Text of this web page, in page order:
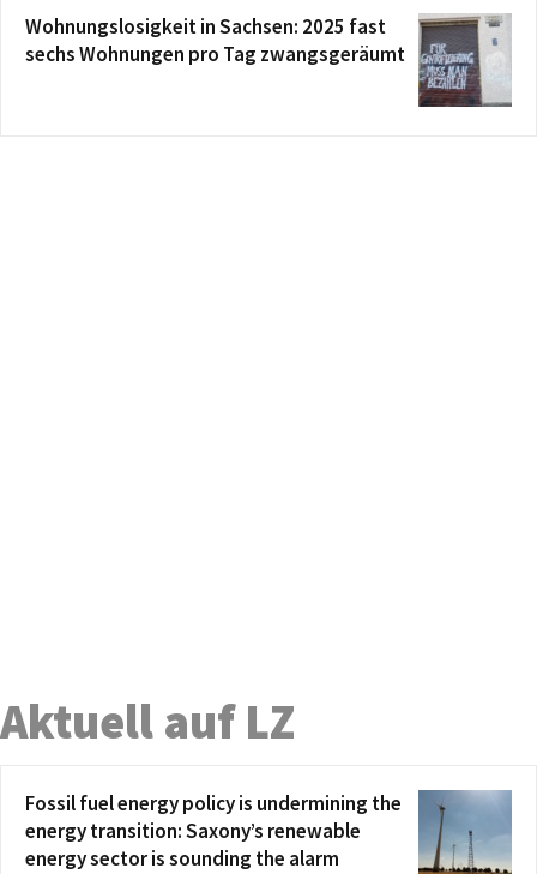
Wohnungslosigkeit in Sachsen: 2025 fast
sechs Wohnungen pro Tag zwangsgeräumt
Aktuell auf LZ
Fossil fuel energy policy is undermining the
energy transition: Saxony’s renewable
energy sector is sounding the alarm